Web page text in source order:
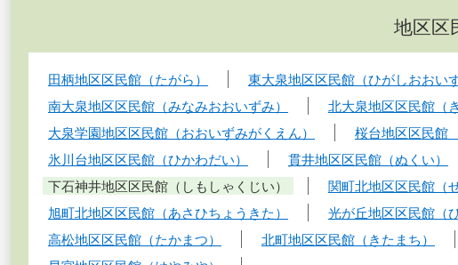
地区区
田柄地区区民館（たがら） 東大泉地区区民館（ひがしおおいず
南大泉地区区民館（みなみおおいずみ）
北大泉地区区民館（
大泉学園地区区民館（おおいずみがくえん）
桜台地区区民館
氷川台地区区民館（ひかわだい）
貫井地区区民館（ぬくい）
下石神井地区区民館（しもしゃくじい）
関町北地区区民館（
旭町北地区区民館（あさひちょうきた）
光が丘地区区民館（
高松地区区民館（たかまつ）
北町地区区民館（きたまち）